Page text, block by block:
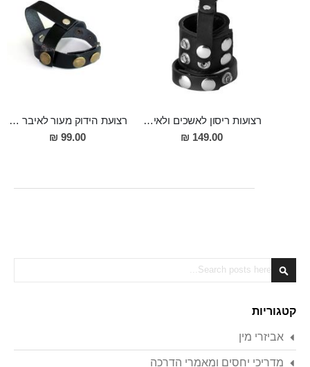
רצועות ריסון לאשכים ולאיבר מין מעור "Jasso"
149.00 ₪
רצועת הידוק מעור לאיבר המין ולאשכים למשגל ארוך ומסעיר ולזיקפה חזקה ומענגת
99.00 ₪
Search
קטגוריות
אביזרי מין
מדריכי יחסים ומאמרי הדרכה